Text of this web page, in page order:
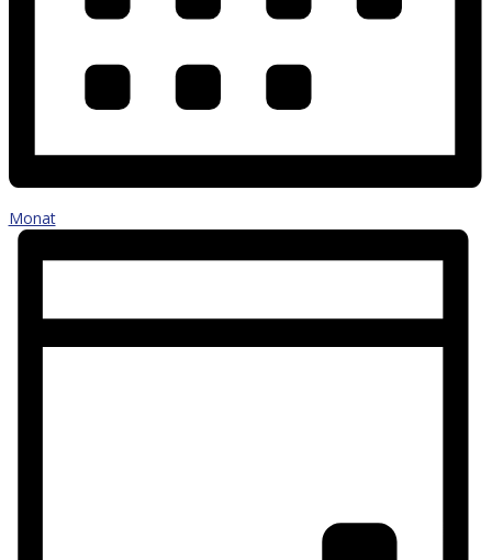
Monat